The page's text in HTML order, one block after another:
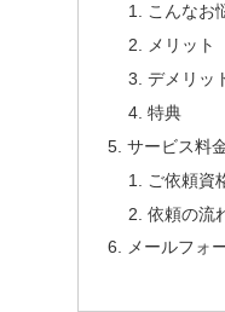
こんなお
メリット
デメリッ
特典
サービス料
ご依頼資
依頼の流
メールフォ